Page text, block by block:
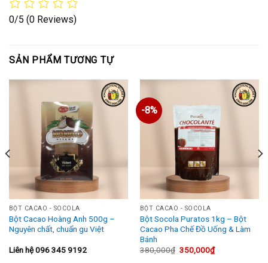
0/5 (0 Reviews)
SẢN PHẨM TƯƠNG TỰ
BỘT CACAO - SOCOLA
Bột Cacao Hoàng Anh 500g –
Nguyên chất, chuẩn gu Việt
Liên hệ 096 345 9192
-8%
BỘT CACAO - SOCOLA
Bột Socola Puratos 1kg – Bột
Cacao Pha Chế Đồ Uống & Làm
Bánh
380,000₫ Giá
350,000₫Giá
hiện